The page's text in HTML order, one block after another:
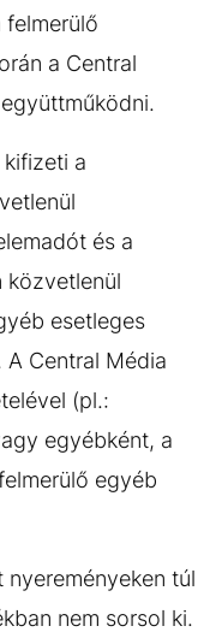
felmerülő
a Central
a
és a
közvetlenül
esetleges
A Central Média
(pl.:
egyébként, a
egyéb
túl
nem sorsol ki.